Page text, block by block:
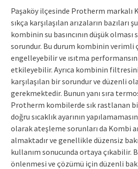
Paşaköy ilçesinde Protherm markalı
sıkça karşılaşılan arızaların bazıları
kombinin su basıncının düşük olması
sorundur. Bu durum kombinin verimli
engelleyebilir ve ısıtma
etkileyebilir. Ayrıca kombinin
karşılaşılan bir sorundur ve düzenli
gerekmektedir. Bunun yanı sıra
Protherm kombilerde sık rastlanan
doğru sıcaklık ayarının
olarak ateşleme sorunları da Kombi
almaktadır ve genellikle düzensiz
kullanım sonucunda ortaya çıkabilir.
önlenmesi ve çözümü için düzenli